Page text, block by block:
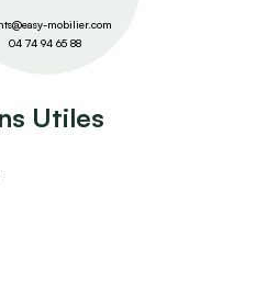
mobilier.com
04 74 94 65 88
Utiles